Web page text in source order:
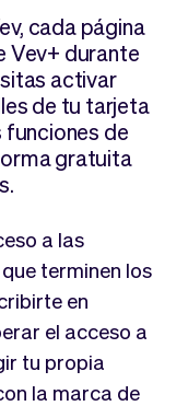
de
de citas
automático
cada página
Vev+ durante
activar
de tu tarjeta
de
gratuita
.
a las
terminen los
en
el acceso a
tu propia
la marca de